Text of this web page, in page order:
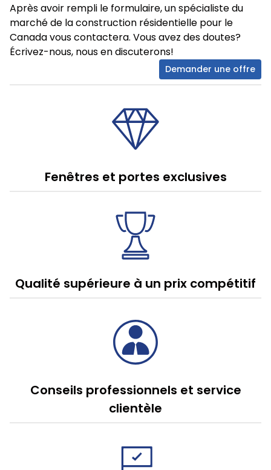
Après avoir rempli le formulaire, un spécialiste du
marché de la construction résidentielle pour le
Canada vous contactera. Vous avez des doutes?
Écrivez-nous, nous en discuterons!
Demander une offre
Fenêtres et portes exclusives
Qualité supérieure à un prix compétitif
Conseils professionnels et service
clientèle